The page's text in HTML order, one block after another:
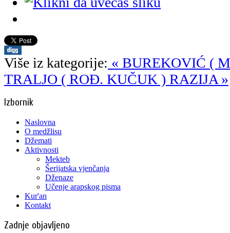
Više iz kategorije: « BUREKOVIĆ (
TRALJO ( ROĐ. KUČUK ) RAZIJA »
Izbornik
Naslovna
O medžlisu
Džemati
Aktivnosti
Mekteb
Šerijatska vjenčanja
Dženaze
Učenje arapskog pisma
Kur'an
Kontakt
Zadnje objavljeno